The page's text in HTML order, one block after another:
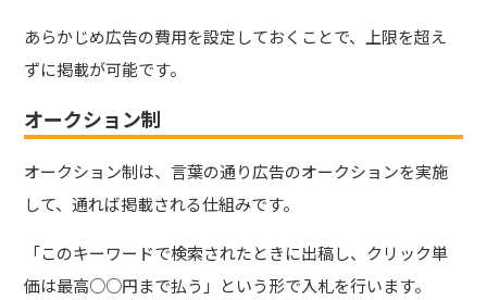
あらかじめ広告の費用を設定しておくことで、上限を超え
ずに掲載が可能です。
オークション制
オークション制は、言葉の通り広告のオークションを実施
して、通れば掲載される仕組みです。
「このキーワードで検索されたときに出稿し、クリック単
価は最高○○円まで払う」という形で入札を行います。